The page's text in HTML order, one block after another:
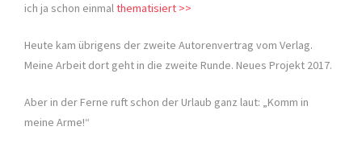
ich ja schon einmalthematisiert >>
Heute kam übrigens der zweite Autorenvertrag vom Verlag.
Meine Arbeit dort geht in die zweite Runde. Neues Projekt 2017.
Aber in der Ferne ruft schon der Urlaub ganz laut: „Komm in
meine Arme!“